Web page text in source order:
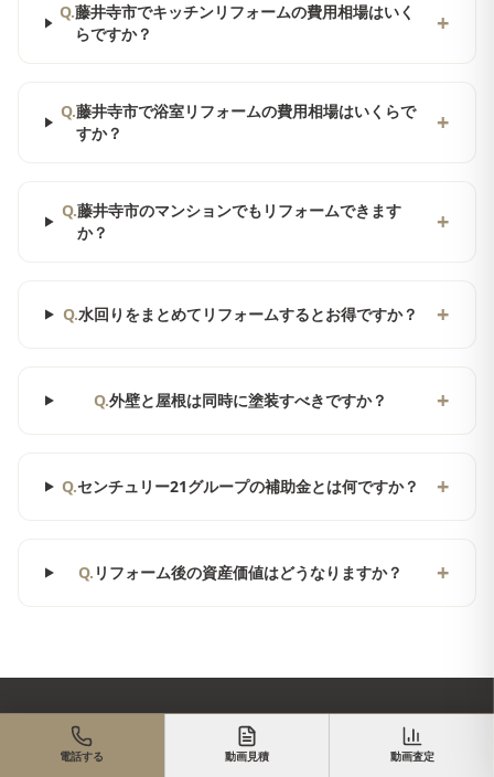
Q.藤井寺市でキッチンリフォームの費用相場はいく
らですか？
+
Q.藤井寺市で浴室リフォームの費用相場はいくらで
すか？
+
Q.藤井寺市のマンションでもリフォームできます
か？
+
Q.水回りをまとめてリフォームするとお得ですか？ +
Q.外壁と屋根は同時に塗装すべきですか？ +
Q.センチュリー21グループの補助金とは何ですか？ +
Q. リフォーム後の資産価値はどうなりますか？ +
藤井寺市 のリフォーム相談は 無料
電話する 動画見積 動画査定